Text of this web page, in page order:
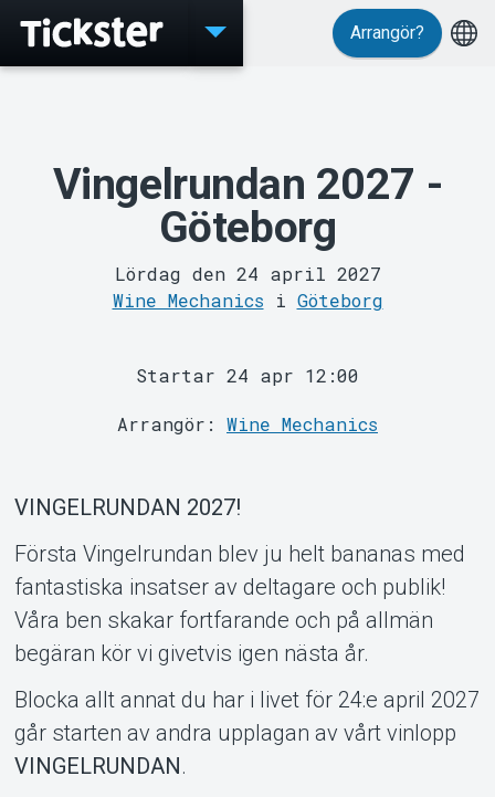
Support
Arrangör?
Vingelrundan 2027 -
Göteborg
Lördag den 24 april 2027
Wine Mechanics i Göteborg
Startar 24 apr 12:00
Arrangör: Wine Mechanics
VINGELRUNDAN 2027!
Första Vingelrundan blev ju helt bananas med
fantastiska insatser av deltagare och publik!
Våra ben skakar fortfarande och på allmän
begäran kör vi givetvis igen nästa år.
Blocka allt annat du har i livet för 24:e april 2027
går starten av andra upplagan av vårt vinlopp
VINGELRUNDAN.